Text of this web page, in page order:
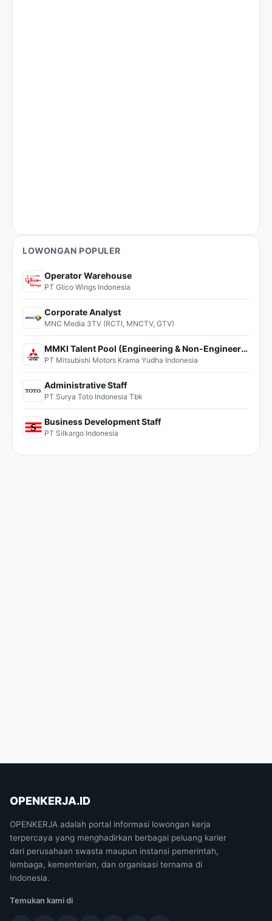
LOWONGAN POPULER
Operator Warehouse
PT Glico Wings Indonesia
Corporate Analyst
MNC Media 3TV (RCTI, MNCTV, GTV)
MMKI Talent Pool (Engineering & Non-Engineering)
PT Mitsubishi Motors Krama Yudha Indonesia
Administrative Staff
PT Surya Toto Indonesia Tbk
Business Development Staff
PT Silkargo Indonesia
OPENKERJA.ID
OPENKERJA adalah portal informasi lowongan kerja
terpercaya yang menghadirkan berbagai peluang karier
dari perusahaan swasta maupun instansi pemerintah,
lembaga, kementerian, dan organisasi ternama di
Indonesia.
Temukan kami di